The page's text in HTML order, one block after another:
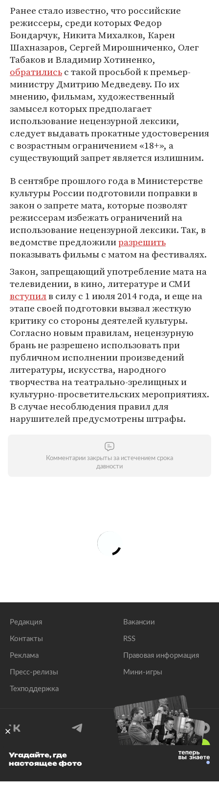
Ранее стало известно, что российские
режиссеры, среди которых Федор
Бондарчук, Никита Михалков, Карен
Шахназаров, Сергей Мирошниченко, Олег
Табаков и Владимир Хотиненко,
обратилисьс такой просьбой к премьер-
министру Дмитрию Медведеву. По их
мнению, фильмам, художественный
замысел которых предполагает
использование нецензурной лексики,
следует выдавать прокатные удостоверения
с возрастным ограничением «18+», а
существующий запрет является излишним.
В сентябре прошлого года в Министерстве
культуры России подготовили поправки в
закон о запрете мата, которые позволят
режиссерам избежать ограничений на
использование нецензурной лексики. Так, в
ведомстве предложилиразрешить
показывать фильмы с матом на фестивалях.
Закон, запрещающий употребление мата на
телевидении, в кино, литературе и СМИ
вступилв силу с 1 июля 2014 года, и еще на
этапе своей подготовки вызвал жесткую
критику со стороны деятелей культуры.
Согласно новым правилам, нецензурную
брань не разрешено использовать при
публичном исполнении произведений
литературы, искусства, народного
творчества на театрально-зрелищных и
культурно-просветительских мероприятиях.
В случае несоблюдения правил для
нарушителей предусмотрены штрафы.
Комментарии закрыты за истечением срока
давности
Редакция
Контакты
Реклама
Пресс-релизы
Техподдержка
Вакансии
RSS
Правовая информация
Мини-игры
© 1999–2026 Все права защищены.
Угадайте, где
настоящее фото